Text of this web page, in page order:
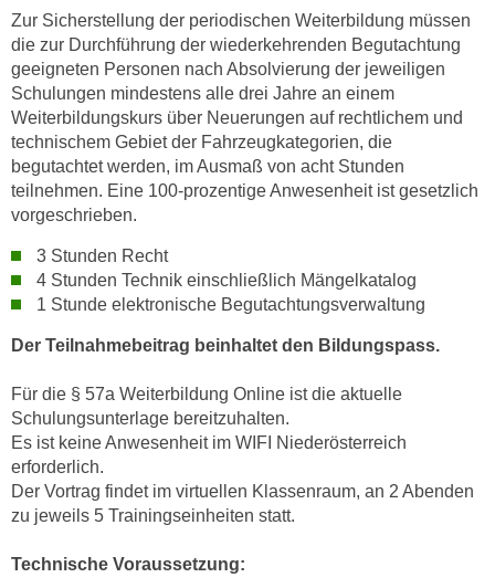
Zur Sicherstellung der periodischen Weiterbildung müssen
die zur Durchführung der wiederkehrenden Begutachtung
geeigneten Personen nach Absolvierung der jeweiligen
Schulungen mindestens alle drei Jahre an einem
Weiterbildungskurs über Neuerungen auf rechtlichem und
technischem Gebiet der Fahrzeugkategorien, die
begutachtet werden, im Ausmaß von acht Stunden
teilnehmen. Eine 100-prozentige Anwesenheit ist gesetzlich
vorgeschrieben.
3 Stunden Recht
4 Stunden Technik einschließlich Mängelkatalog
1 Stunde elektronische Begutachtungsverwaltung
Der Teilnahmebeitrag beinhaltet den Bildungspass.
Für die § 57a Weiterbildung Online ist die aktuelle
Schulungsunterlage bereitzuhalten.
Es ist keine Anwesenheit im WIFI Niederösterreich
erforderlich.
Der Vortrag findet im virtuellen Klassenraum, an 2 Abenden
zu jeweils 5 Trainingseinheiten statt.
Technische Voraussetzung:
a
n
z
u
z
e
i
g
n
.
U
m
h
n
e
n
d
a
r
u
r
c
h
d
i
e
C
o
o
k
i
e
r
h
o
b
e
e